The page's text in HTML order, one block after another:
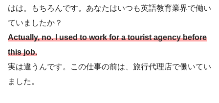
はは。もちろんです。あなたはいつも英語教育業界で働い
ていましたか？
Actually, no. I used to work for a tourist agency before
this job.
実は違うんです。この仕事の前は、旅行代理店で働いてい
ました。